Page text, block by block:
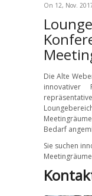
On 12, Nov.
Die Alte
Bedarf
Sie suchen